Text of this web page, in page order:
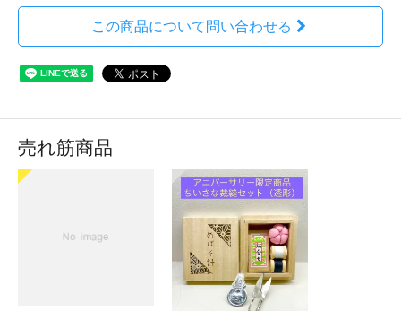
この商品について問い合わせる
売れ筋商品